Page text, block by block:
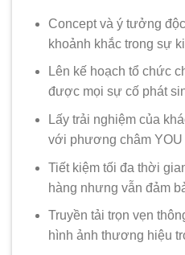
Concept và ý tưởng
khoảnh khắc trong sự
Lên kế hoạch tổ chức
được mọi sự cố phát
Lấy trải nghiệm của
với phương châm YOU
Tiết kiệm tối đa thời
hàng nhưng vẫn đảm
Truyền tải trọn vẹn
hình ảnh thương hiệu